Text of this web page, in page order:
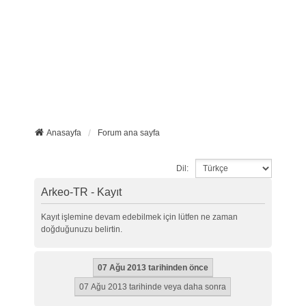
Anasayfa Forum ana sayfa
Dil:
Arkeo-TR - Kayıt
Kayıt işlemine devam edebilmek için lütfen ne zaman
doğduğunuzu belirtin.